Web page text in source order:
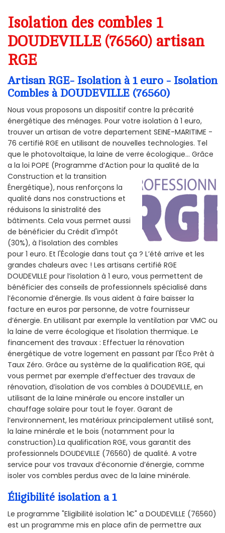
Isolation des combles 1
DOUDEVILLE (76560) artisan
RGE
Artisan RGE- Isolation à 1 euro - Isolation
Combles à DOUDEVILLE (76560)
Nous vous proposons un dispositif contre la précarité
énergétique des ménages. Pour votre isolation à 1 euro,
trouver un artisan de votre departement SEINE-MARITIME -
76 certifié RGE en utilisant de nouvelles technologies. Tel
que le photovoltaïque, la laine de verre écologique... Grâce
a la loi POPE (Programme d’Action pour la qualité de la
Construction et la transition
Énergétique), nous renforçons la
qualité dans nos constructions et
réduisons la sinistralité des
bâtiments. Cela vous permet aussi
de bénéficier du Crédit d'impôt
(30%), à l’isolation des combles
pour 1 euro. Et l'Écologie dans tout ça ? L’été arrive et les
grandes chaleurs avec ! Les artisans certifié RGE
DOUDEVILLE pour l’isolation à 1 euro, vous permettent de
bénéficier des conseils de professionnels spécialisé dans
l’économie d’énergie. Ils vous aident à faire baisser la
facture en euros par personne, de votre fournisseur
d’énergie. En utilisant par exemple la ventilation par VMC ou
la laine de verre écologique et l’isolation thermique. Le
financement des travaux : Effectuer la rénovation
énergétique de votre logement en passant par l'Éco Prêt à
Taux Zéro. Grâce au système de la qualification RGE, qui
vous permet par exemple d’effectuer des travaux de
rénovation, d’isolation de vos combles à DOUDEVILLE, en
utilisant de la laine minérale ou encore installer un
chauffage solaire pour tout le foyer. Garant de
l’environnement, les matériaux principalement utilisé sont,
la laine minérale et le bois (notamment pour la
construction).La qualification RGE, vous garantit des
professionnels DOUDEVILLE (76560) de qualité. A votre
service pour vos travaux d’économie d’énergie, comme
isoler vos combles perdus avec de la laine minérale.
Éligibilité isolation a 1
Le programme "Eligibilité isolation 1€" a DOUDEVILLE (76560)
est un programme mis en place afin de permettre aux